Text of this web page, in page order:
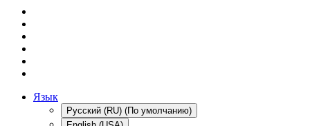
Язык
Русский (RU) (По умолчанию)